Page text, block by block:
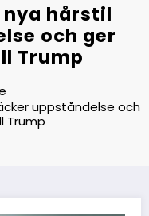
nya hårstil
och ger
Trump
uppståndelse och
Trump